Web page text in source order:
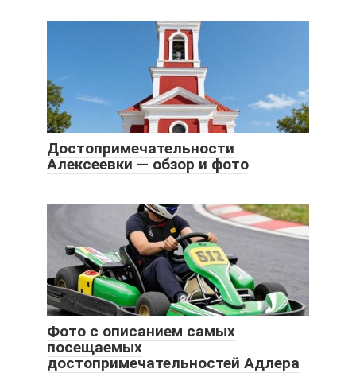
Достопримечательности
Алексеевки — обзор и фото
Фото с описанием самых
посещаемых
достопримечательностей Адлера